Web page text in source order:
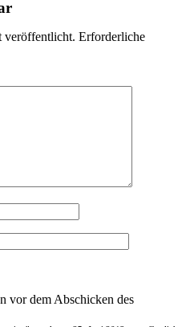
veröffentlicht. Erforderliche
vor dem Abschicken des